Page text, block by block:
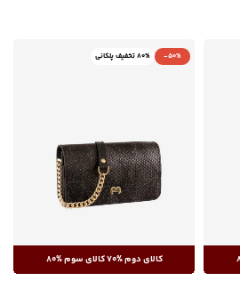
-50% 80% تخفیف پلکانی